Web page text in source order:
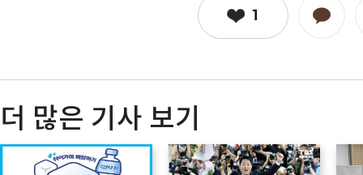
1
더 많은 기사 보기